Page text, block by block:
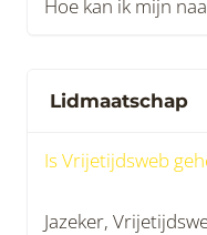
Hoe kan ik mijn
Lidmaatschap
Is Vrijetijdsweb
Jazeker,